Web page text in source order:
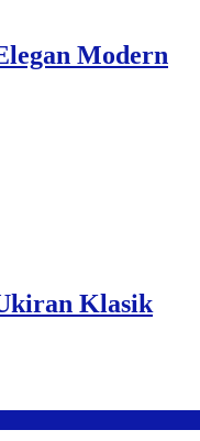
Modern
Klasik